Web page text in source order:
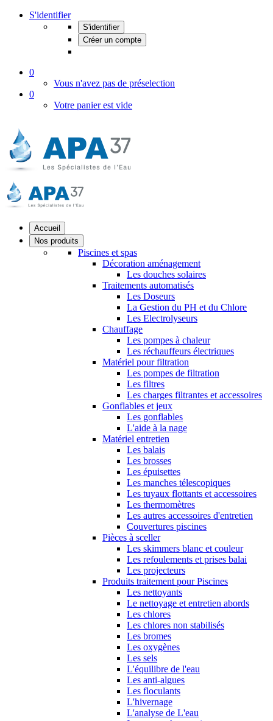
S'identifier
S'identifier
Créer un compte
0
Vous n'avez pas de préselection
0
Votre panier est vide
Accueil
Nos produits
Piscines et spas
Décoration aménagement
Les douches solaires
Traitements automatisés
Les Doseurs
La Gestion du PH et du Chlore
Les Electrolyseurs
Chauffage
Les pompes à chaleur
Les réchauffeurs électriques
Matériel pour filtration
Les pompes de filtration
Les filtres
Les charges filtrantes et accessoires
Gonflables et jeux
Les gonflables
L'aide à la nage
Matériel entretien
Les balais
Les brosses
Les épuisettes
Les manches télescopiques
Les tuyaux flottants et accessoires
Les thermomètres
Les autres accessoires d'entretien
Couvertures piscines
Pièces à sceller
Les skimmers blanc et couleur
Les refoulements et prises balai
Les projecteurs
Produits traitement pour Piscines
Les nettoyants
Le nettoyage et entretien abords
Les chlores
Les chlores non stabilisés
Les bromes
Les oxygènes
Les sels
L'équilibre de l'eau
Les anti-algues
Les floculants
L'hivernage
L'analyse de L'eau